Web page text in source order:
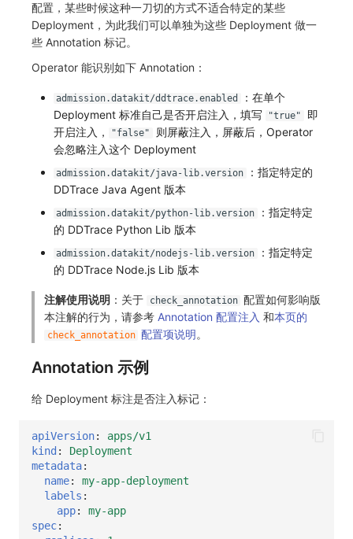
配置，某些时候这种一刀切的方式不适合特定的某些
Deployment，为此我们可以单独为这些 Deployment 做一
些 Annotation 标记。
Operator 能识别如下 Annotation：
admission.datakit/ddtrace.enabled
：在单个
Deployment 标准自己是否开启注入，填写
"true"
即
开启注入，
"false"
则屏蔽注入，屏蔽后，Operator
会忽略注入这个 Deployment
admission.datakit/java-lib.version
：指定特定的
DDTrace Java Agent 版本
admission.datakit/python-lib.version
：指定特定
的 DDTrace Python Lib 版本
admission.datakit/nodejs-lib.version
：指定特定
的 DDTrace Node.js Lib 版本
注解使用说明 ：关于 check_annotation 配置如何影响版
本注解的行为，请参考 Annotation 配置注入 和本页的
check_annotation 配置项说明。
Annotation 示例
给 Deployment 标注是否注入标记：
apiVersion:
apps/v1
kind :
Deployment
metadata:
name:
my-app-deployment
labels :
app:
my-app
spec: